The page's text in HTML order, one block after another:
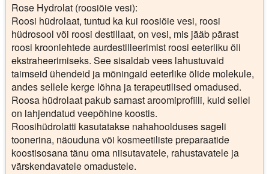
Rose Hydrolat (roosiõie vesi):
Roosi hüdrolaat, tuntud ka kui roosiõie vesi, roosi
hüdrosool või roosi destillaat, on vesi, mis jääb pärast
roosi kroonlehtede aurdestilleerimist roosi eeterliku õli
ekstraheerimiseks. See sisaldab vees lahustuvaid
taimseid ühendeid ja mõningaid eeterlike õlide molekule,
andes sellele kerge lõhna ja terapeutilised omadused.
Roosa hüdrolaat pakub sarnast aroomiprofiili, kuid sellel
on lahjendatud veepõhine koostis.
Roosihüdrolatti kasutatakse nahahoolduses sageli
toonerina, näouduna või kosmeetiliste preparaatide
koostisosana tänu oma niisutavatele, rahustavatele ja
värskendavatele omadustele.